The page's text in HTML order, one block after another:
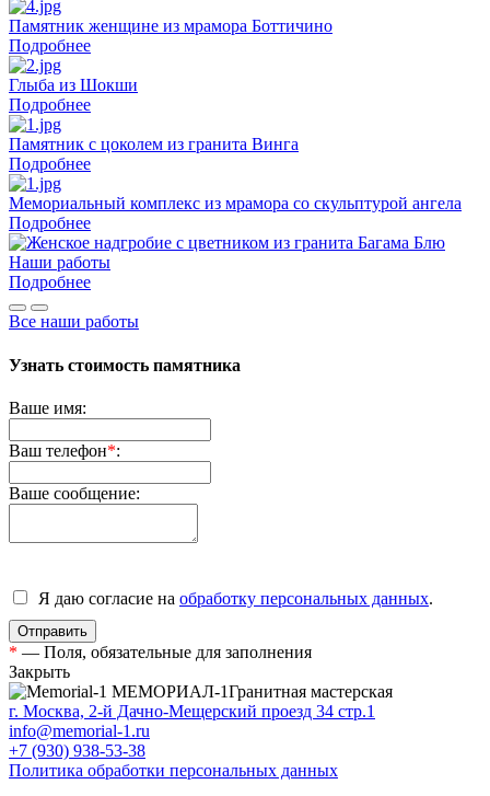
Памятник женщине из мрамора Боттичино
Подробнее
Глыба из Шокши
Подробнее
Памятник с цоколем из гранита Винга
Подробнее
Мемориальный комплекс из мрамора со скульптурой ангела
Подробнее
Наши работы
Подробнее
Все наши работы
Узнать стоимость памятника
Ваше имя:
Ваш телефон*:
Ваше сообщение:
Я даю согласие на обработку персональных данных.
* — Поля, обязательные для заполнения
Закрыть
МЕМОРИАЛ-1Гранитная мастерская
г. Москва, 2-й Дачно-Мещерский проезд 34 стр.1
info@memorial-1.ru
+7 (930) 938-53-38
Политика обработки персональных данных